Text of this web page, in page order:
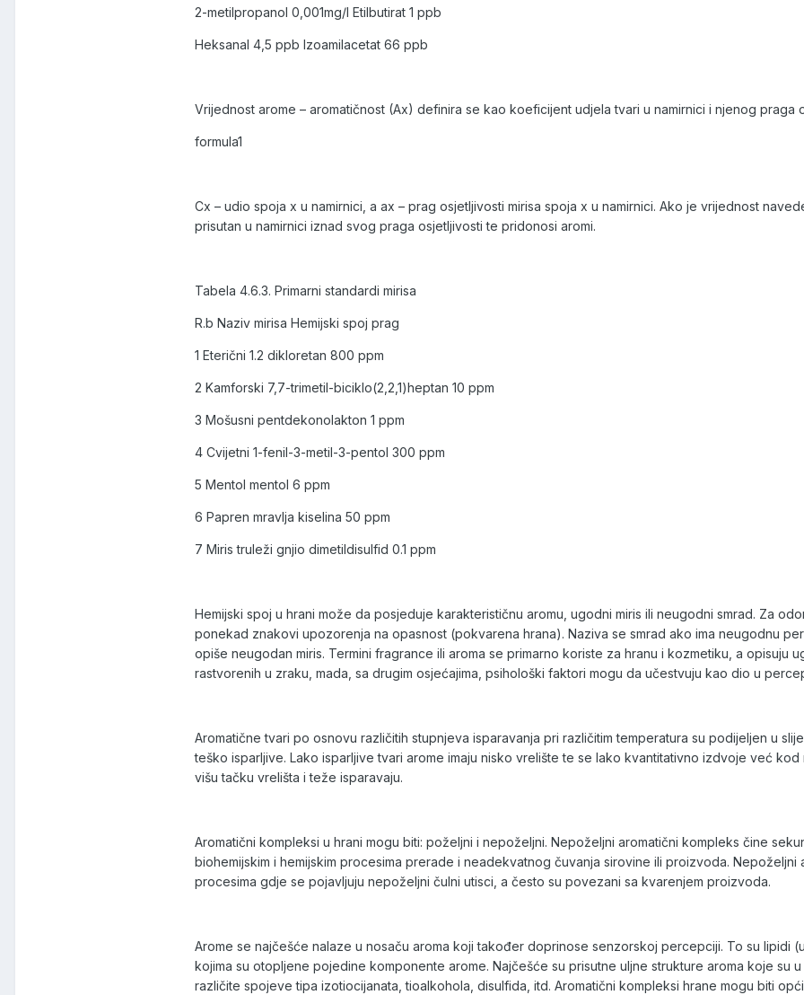
2-metilpropanol 0,001mg/l Etilbutirat 1 ppb
Heksanal 4,5 ppb Izoamilacetat 66 ppb
Vrijednost arome – aromatičnost (Ax) definira se kao koeficijent udjela tvari u namirnici i njenog praga
formula1
Cx – udio spoja x u namirnici, a ax – prag osjetljivosti mirisa spoja x u namirnici. Ako je vrijednost
prisutan u namirnici iznad svog praga osjetljivosti te pridonosi aromi.
Tabela 4.6.3. Primarni standardi mirisa
R.b Naziv mirisa Hemijski spoj prag
1 Eterični 1.2 dikloretan 800 ppm
2 Kamforski 7,7-trimetil-biciklo(2,2,1)heptan 10 ppm
3 Mošusni pentdekonolakton 1 ppm
4 Cvijetni 1-fenil-3-metil-3-pentol 300 ppm
5 Mentol mentol 6 ppm
6 Papren mravlja kiselina 50 ppm
7 Miris truleži gnjio dimetildisulfid 0.1 ppm
Hemijski spoj u hrani može da posjeduje karakterističnu aromu, ugodni miris ili neugodni smrad. Za
ponekad znakovi upozorenja na opasnost (pokvarena hrana). Naziva se smrad ako ima neugodnu
opiše neugodan miris. Termini fragrance ili aroma se primarno koriste za hranu i kozmetiku, a opisuju
rastvorenih u zraku, mada, sa drugim osjećajima, psihološki faktori mogu da učestvuju kao dio u
Aromatične tvari po osnovu različitih stupnjeva isparavanja pri različitim temperatura su podijeljen u
teško isparljive. Lako isparljive tvari arome imaju nisko vrelište te se lako kvantitativno izdvoje već
višu tačku vrelišta i teže isparavaju.
Aromatični kompleksi u hrani mogu biti: poželjni i nepoželjni. Nepoželjni aromatični kompleks čine
biohemijskim i hemijskim procesima prerade i neadekvatnog čuvanja sirovine ili proizvoda. Nepoželjni
procesima gdje se pojavljuju nepoželjni čulni utisci, a često su povezani sa kvarenjem proizvoda.
Arome se najčešće nalaze u nosaču aroma koji također doprinose senzorskoj percepciji. To su lipidi
kojima su otopljene pojedine komponente arome. Najčešće su prisutne uljne strukture aroma koje su
različite spojeve tipa izotiocijanata, tioalkohola, disulfida, itd. Aromatični kompleksi hrane mogu biti